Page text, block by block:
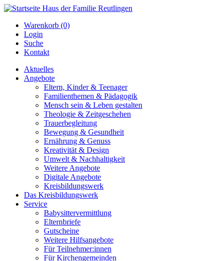
Warenkorb (0)
Login
Suche
Kontakt
Aktuelles
Angebote
Eltern, Kinder & Teenager
Familienthemen & Pädagogik
Mensch sein & Leben gestalten
Theologie & Zeitgeschehen
Trauerbegleitung
Bewegung & Gesundheit
Ernährung & Genuss
Kreativität & Design
Umwelt & Nachhaltigkeit
Weitere Angebote
Digitale Angebote
Kreisbildungswerk
Das Kreisbildungswerk
Service
Babysittervermittlung
Elternbriefe
Gutscheine
Weitere Hilfsangebote
Für Teilnehmer:innen
Für Kirchengemeinden